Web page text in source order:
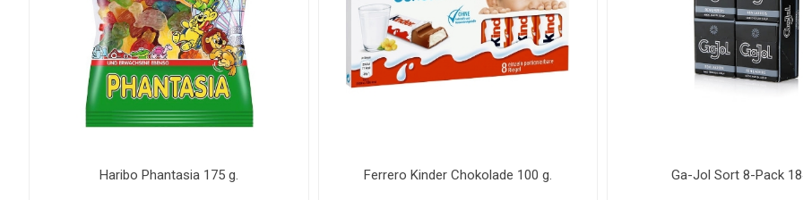
Haribo Phantasia 175 g. Ferrero Kinder Chokolade 100 g. Ga-Jol Sort 8-Pack